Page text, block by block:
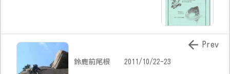
鈴鹿前尾根 2011/10/22-23
 Prev